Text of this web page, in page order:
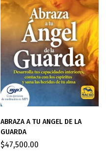
ABRAZA A TU ANGEL DE LA
GUARDA
$47,500.00